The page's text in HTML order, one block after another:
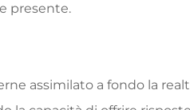
presente.
assimilato a fondo la